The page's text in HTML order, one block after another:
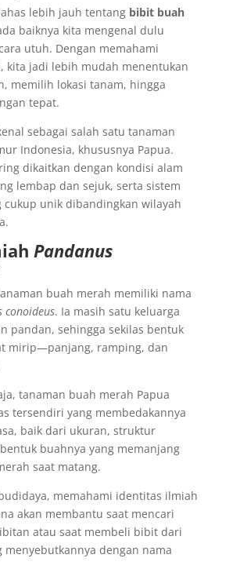
lebih jauh tentang bibit buah
baiknya kita mengenal dulu
utuh. Dengan memahami
kita jadi lebih mudah menentukan
memilih lokasi tanam, hingga
tepat.
sebagai salah satu tanaman
Indonesia, khususnya Papua.
dikaitkan dengan kondisi alam
lembap dan sejuk, serta sistem
cukup unik dibandingkan wilayah
Pandanus
buah merah memiliki nama
conoideus. Ia masih satu keluarga
pandan, sehingga sekilas bentuk
mirip—panjang, ramping, dan
tanaman buah merah Papua
tersendiri yang membedakannya
baik dari ukuran, struktur
buahnya yang memanjang
saat matang.
memahami identitas ilmiah
akan membantu saat mencari
atau saat membeli bibit dari
dengan nama